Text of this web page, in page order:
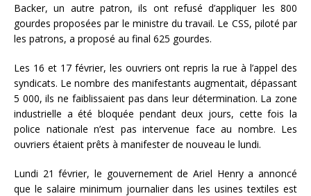
Backer, un autre patron, ils ont refusé d’appliquer les 800
gourdes proposées par le ministre du travail. Le CSS, piloté par
les patrons, a proposé au final 625 gourdes.
Les 16 et 17 février, les ouvriers ont repris la rue à l’appel des
syndicats. Le nombre des manifestants augmentait, dépassant
5 000, ils ne faiblissaient pas dans leur détermination. La zone
industrielle a été bloquée pendant deux jours, cette fois la
police nationale n’est pas intervenue face au nombre. Les
ouvriers étaient prêts à manifester de nouveau le lundi.
Lundi 21 février, le gouvernement de Ariel Henry a annoncé
que le salaire minimum journalier dans les usines textiles est